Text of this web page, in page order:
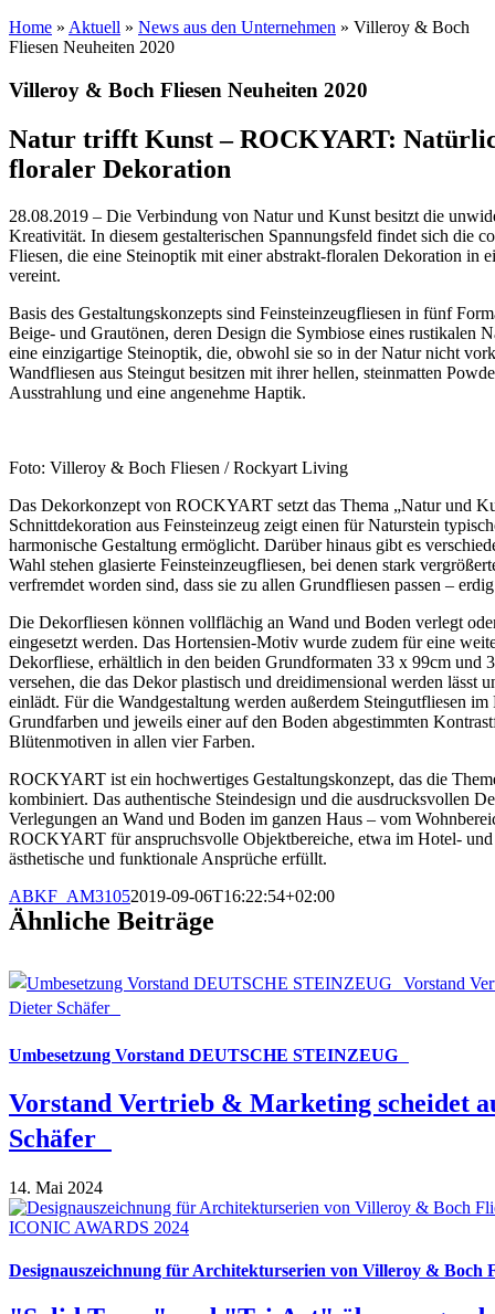
Home » Aktuell » News aus den Unternehmen » Villeroy & Boch
Fliesen Neuheiten 2020
Villeroy & Boch Fliesen Neuheiten 2020
Natur trifft Kunst – ROCKYART:
floraler Dekoration
28.08.2019 – Die Verbindung von Natur und Kunst besitzt die
Kreativität. In diesem gestalterischen Spannungsfeld findet sich die
Fliesen, die eine Steinoptik mit einer abstrakt-floralen Dekoration in
vereint.
Basis des Gestaltungskonzepts sind Feinsteinzeugfliesen in fünf
Beige- und Grautönen, deren Design die Symbiose eines rustikalen
eine einzigartige Steinoptik, die, obwohl sie so in der Natur nicht
Wandfliesen aus Steingut besitzen mit ihrer hellen, steinmatten
Ausstrahlung und eine angenehme Haptik.
Foto: Villeroy & Boch Fliesen / Rockyart Living
Das Dekorkonzept von ROCKYART setzt das Thema „Natur und
Schnittdekoration aus Feinsteinzeug zeigt einen für Naturstein
harmonische Gestaltung ermöglicht. Darüber hinaus gibt es
Wahl stehen glasierte Feinsteinzeugfliesen, bei denen stark
verfremdet worden sind, dass sie zu allen Grundfliesen passen –
Die Dekorfliesen können vollflächig an Wand und Boden verlegt
eingesetzt werden. Das Hortensien-Motiv wurde zudem für eine
Dekorfliese, erhältlich in den beiden Grundformaten 33 x 99cm und
versehen, die das Dekor plastisch und dreidimensional werden lässt
einlädt. Für die Wandgestaltung werden außerdem Steingutfliesen
Grundfarben und jeweils einer auf den Boden abgestimmten
Blütenmotiven in allen vier Farben.
ROCKYART ist ein hochwertiges Gestaltungskonzept, das die
kombiniert. Das authentische Steindesign und die ausdrucksvollen
Verlegungen an Wand und Boden im ganzen Haus – vom
ROCKYART für anspruchsvolle Objektbereiche, etwa im Hotel- und
ästhetische und funktionale Ansprüche erfüllt.
ABKF_AM31052019-09-06T16:22:54+02:00
Ähnliche Beiträge
Umbesetzung Vorstand DEUTSCHE STEINZEUG
Vorstand Vertrieb & Marketing scheidet
Schäfer
14. Mai 2024
Designauszeichnung für Architekturserien von Villeroy & Boch